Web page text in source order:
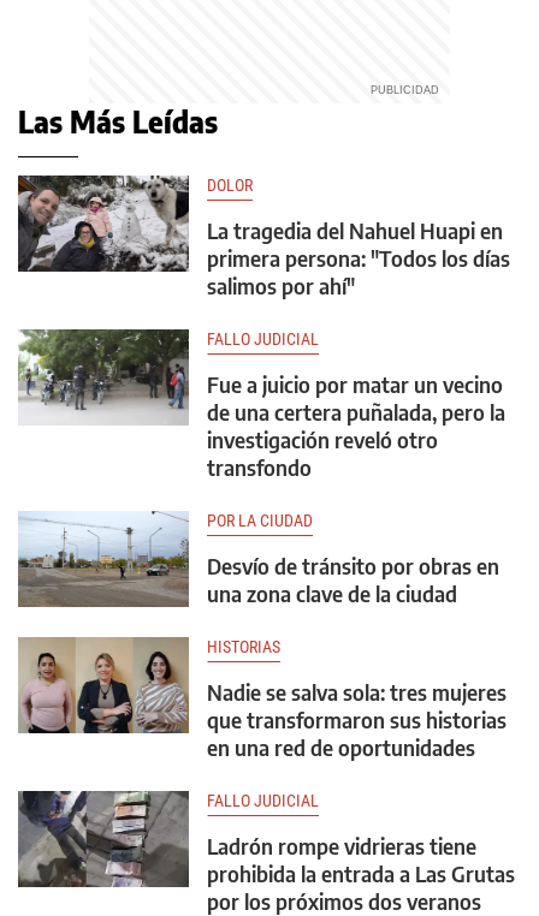
Las Más Leídas
DOLOR
La tragedia del Nahuel Huapi en
primera persona: "Todos los días
salimos por ahí"
FALLO JUDICIAL
Fue a juicio por matar un vecino
de una certera puñalada, pero la
investigación reveló otro
transfondo
POR LA CIUDAD
Desvío de tránsito por obras en
una zona clave de la ciudad
HISTORIAS
Nadie se salva sola: tres mujeres
que transformaron sus historias
en una red de oportunidades
FALLO JUDICIAL
Ladrón rompe vidrieras tiene
prohibida la entrada a Las Grutas
por los próximos dos veranos